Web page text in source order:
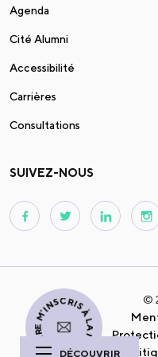
DÉCOUVRIR
Agenda
Cité Alumni
Accessibilité
Carrières
Consultations
SUIVEZ-NOUS
©
JE M'INSCRIS À LA NEWSLETTER